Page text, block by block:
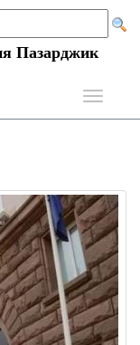
Пазарджик
Toggle